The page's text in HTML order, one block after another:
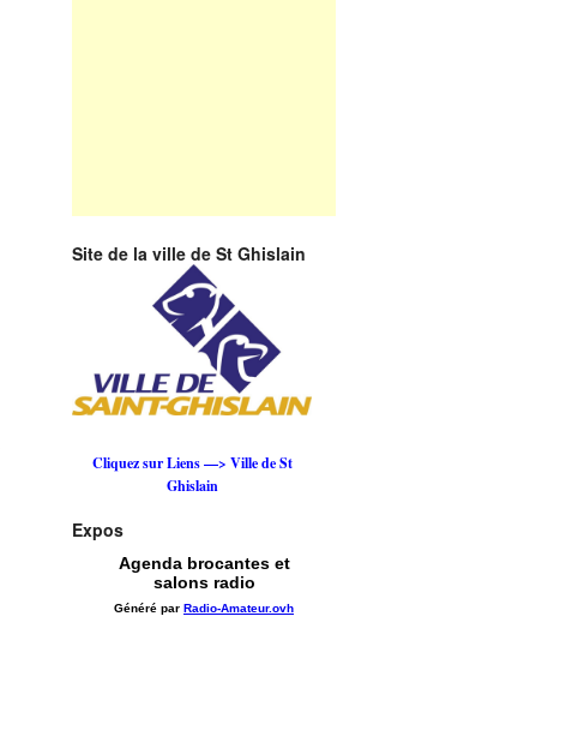
Site de la ville de St Ghislain
Cliquez sur Liens —> Ville de St
Ghislain
Expos